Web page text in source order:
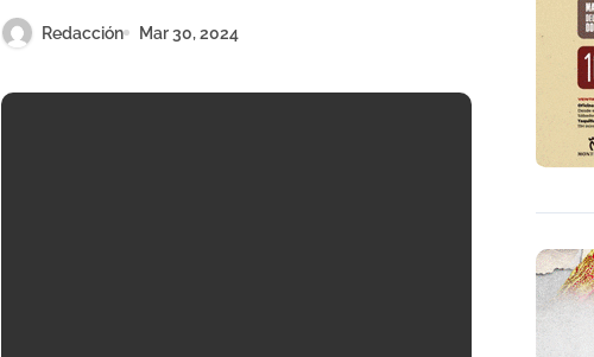
Redacción Mar 30, 2024